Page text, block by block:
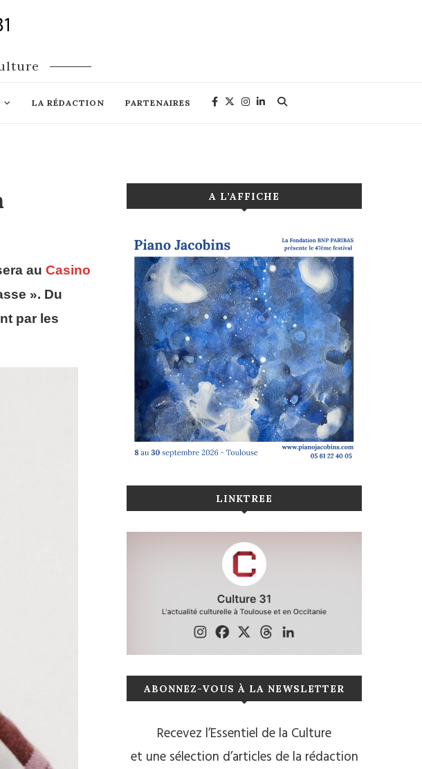
LA RÉDACTION PARTENAIRES
au Casino
». Du
par les
A L’AFFICHE
LINKTREE
ABONNEZ-VOUS À LA NEWSLETTER
Recevez l’Essentiel de la Culture
et une sélection d’articles de la rédaction